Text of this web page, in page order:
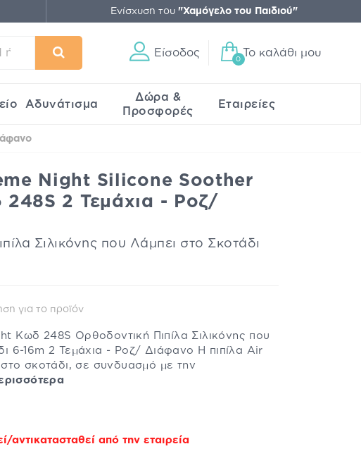
Ενίσχυση του "Χαμόγελο του Παιδιού"
Είσοδος
0
Το καλάθι μου
Αδυνάτισμα
Δώρα &
Προσφορές
Εταιρείες
Night Silicone Soother
2 Τεμάχια - Ροζ/
Σιλικόνης που Λάμπει στο Σκοτάδι
για το προϊόν
Κωδ 248S Ορθοδοντική Πιπίλα Σιλικόνης που
6-16m 2 Τεμάχια - Ροζ/ Διάφανο Η πιπίλα Air
σκοτάδι, σε συνδυασμό με την
αντικατασταθεί από την εταιρεία